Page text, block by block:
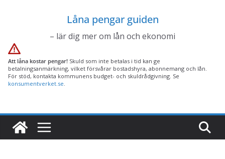
Låna pengar guiden
– lär dig mer om lån och ekonomi
Att låna kostar pengar! Skuld som inte betalas i tid kan ge
betalningsanmärkning, vilket försvårar bostadshyra, abonnemang och lån.
För stöd, kontakta kommunens budget- och skuldrådgivning. Se
konsumentverket.se.